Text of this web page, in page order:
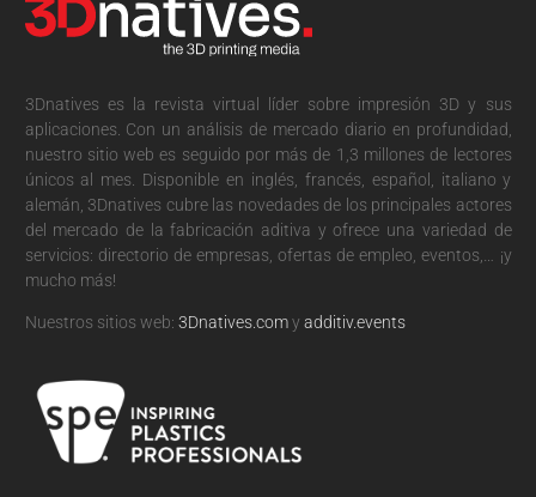
3Dnatives es la revista virtual líder sobre impresión 3D y sus
aplicaciones. Con un análisis de mercado diario en profundidad,
nuestro sitio web es seguido por más de 1,3 millones de lectores
únicos al mes. Disponible en inglés, francés, español, italiano y
alemán, 3Dnatives cubre las novedades de los principales actores
del mercado de la fabricación aditiva y ofrece una variedad de
servicios: directorio de empresas, ofertas de empleo, eventos,… ¡y
mucho más!
Nuestros sitios web: 3Dnatives.comy additiv.events